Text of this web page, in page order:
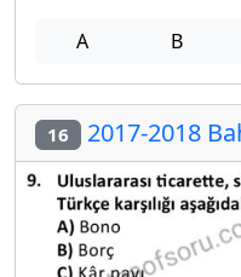
A B
16 2017-2018